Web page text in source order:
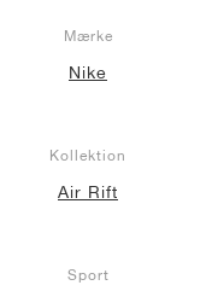
Mærke
Nike
Kollektion
Air Rift
Sport